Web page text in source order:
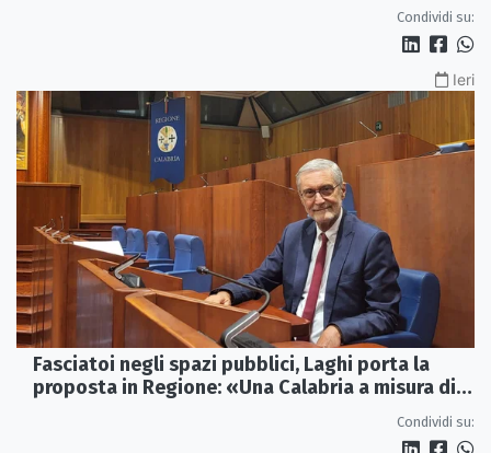
Condividi su:
Ieri
Fasciatoi negli spazi pubblici, Laghi porta la
proposta in Regione: «Una Calabria a misura di
Condividi su: